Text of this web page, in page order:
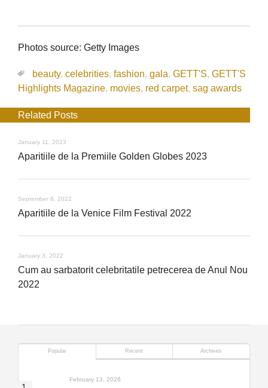
Photos source: Getty Images
beauty, celebrities, fashion, gala, GETT'S, GETT'S
Highlights Magazine, movies, red carpet, sag awards
Related Posts
January 11, 2023
Aparitiile de la Premiile Golden Globes 2023
September 6, 2022
Aparitiile de la Venice Film Festival 2022
January 3, 2022
Cum au sarbatorit celebritatile petrecerea de Anul Nou
2022
Popular Recent Archives
February 13, 2026